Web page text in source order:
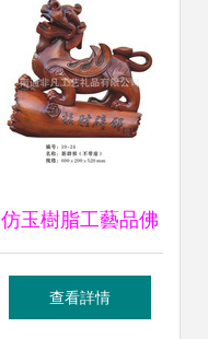
仿玉樹脂工藝品佛
像 傳統神韻與現代
查看詳情